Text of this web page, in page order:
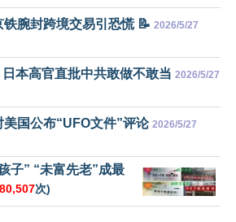
腕封跨境交易引恐慌 📝 2026/5/27
本高官直批中共敢做不敢当 2026/5/27
国公布“UFO文件”评论 2026/5/27
子” “未富先老”成最
80,507次)